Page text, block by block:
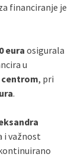
financiranje je
eura osigurala
u
, pri
.
i važnost